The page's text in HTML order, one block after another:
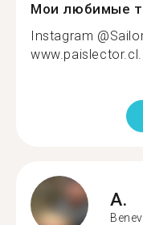
Мои любимые
Instagram
A.